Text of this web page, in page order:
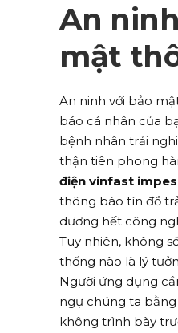
An
mật
An ninh với bảo
báo cá nhân của
bệnh nhân trải
thận tiên phong
điện vinfast impes
thông báo tín đồ
dương hết công
Tuy nhiên, không
thống nào là lý
Người ứng dụng
ngự chúng ta
không trình bày